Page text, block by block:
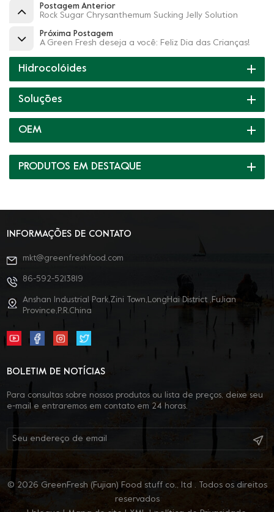
Postagem Anterior
Rock Sugar Chrysanthemum Sucking Jelly Solution
Próxima Postagem
A Green Fresh deseja a você: Feliz Dia das Crianças!
Hidrocolóides
Soluções
OEM
PRODUTOS EM DESTAQUE
INFORMAÇÕES DE CONTATO
mkt@greenfreshfood.com
86-592-5213819
Anshan Industrial Park,Zini Town,LongHai District ,FuJian
Province,P.R.China
BOLETIM DE NOTÍCIAS
Para consultas sobre nossos produtos ou lista de preços, deixe seu
e-mail e entraremos em contato em 24 horas.
© 2026 GreenFresh (Fujian) Food stuff co., ltd . Todos os direitos
reservados